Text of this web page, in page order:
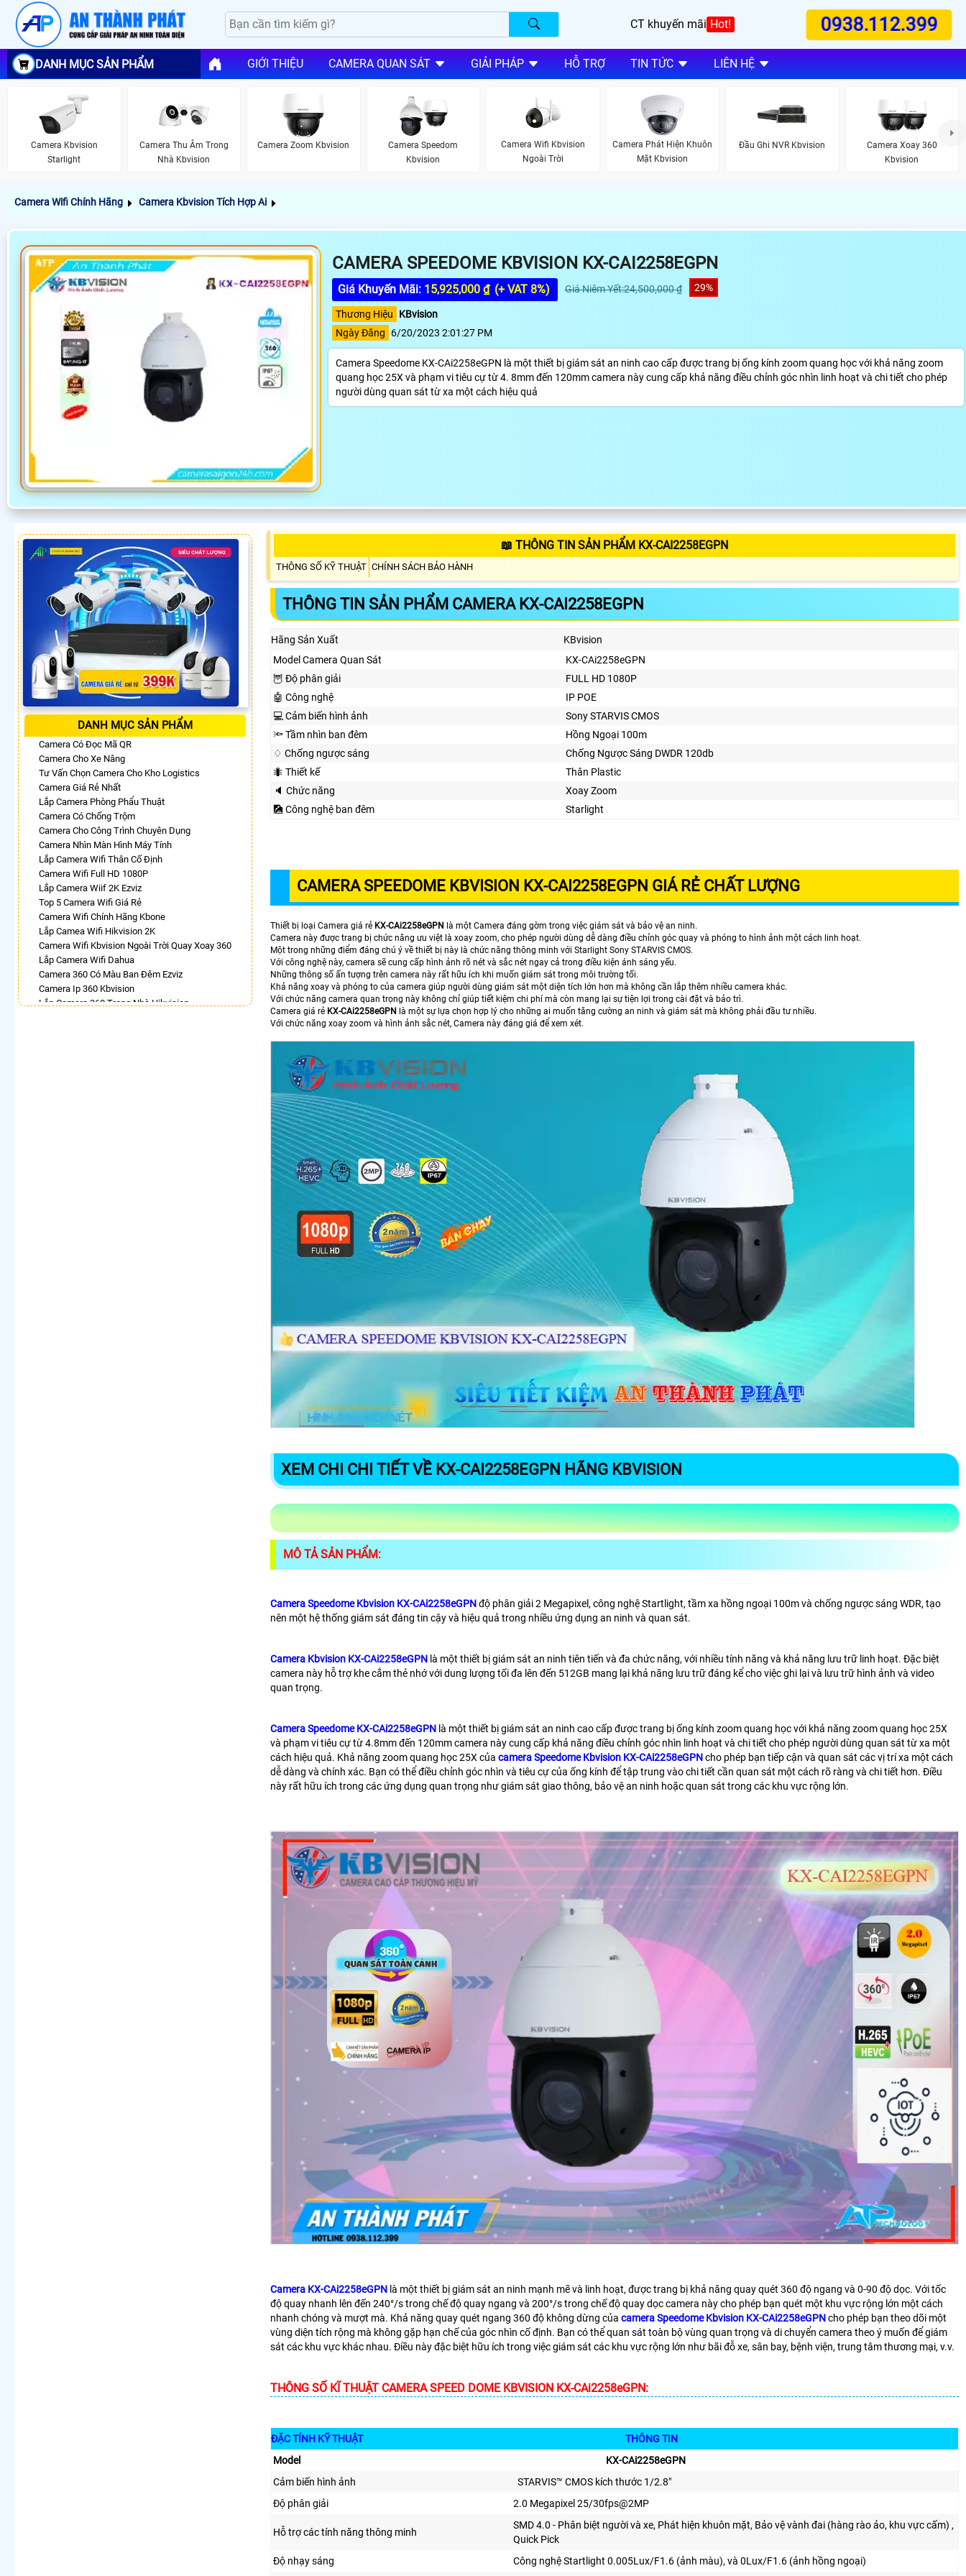
CT khuyến mãi Hot! 0938.112.399
DANH MỤC SẢN PHẨM GIỚI THIỆU CAMERA QUAN SÁT GIẢI PHÁP HỖ TRỢ TIN TỨC LIÊN HỆ
Camera Kbvision
Starlight
Camera Thu Âm Trong
Nhà Kbvision
Camera Zoom Kbvision
Camera Speedom
Kbvision
Camera Wifi Kbvision
Ngoài Trời
Camera Phát Hiện Khuôn
Mặt Kbvision
Đầu Ghi NVR Kbvision
Camera Xoay 360
Kbvision
Camera Wifi Chính Hãng Camera Kbvision Tích Hợp Ai
CAMERA SPEEDOME KBVISION KX-CAI2258EGPN
Giá Khuyến Mãi: 15,925,000 ₫ (+ VAT 8%) Giá Niêm Yết:24,500,000 ₫ 29%
Thương Hiệu
KBvision
Ngày Đăng
6/20/2023 2:01:27 PM
Camera Speedome KX-CAi2258eGPN là một thiết bị giám sát an ninh cao cấp được trang bị ống kính zoom quang học với khả năng zoom
quang học 25X và phạm vi tiêu cự từ 4. 8mm đến 120mm camera này cung cấp khả năng điều chỉnh góc nhìn linh hoạt và chi tiết cho phép
người dùng quan sát từ xa một cách hiệu quả
DANH MỤC SẢN PHẨM
Camera Có Đọc Mã QR
Camera Cho Xe Nâng
Tư Vấn Chọn Camera Cho Kho Logistics
Camera Giá Rẻ Nhất
Lắp Camera Phòng Phẩu Thuật
Camera Có Chống Trộm
Camera Cho Công Trình Chuyên Dụng
Camera Nhìn Màn Hình Máy Tính
Lắp Camera Wifi Thân Cố Định
Camera Wifi Full HD 1080P
Lắp Camera Wiif 2K Ezviz
Top 5 Camera Wifi Giá Rẻ
Camera Wifi Chính Hãng Kbone
Lắp Camea Wifi Hikvision 2K
Camera Wifi Kbvision Ngoài Trời Quay Xoay 360
Lắp Camera Wifi Dahua
Camera 360 Có Màu Ban Đêm Ezviz
Camera Ip 360 Kbvision
Lắp Camera 360 Trong Nhà Hikvision
📖 THÔNG TIN SẢN PHẨM KX-CAI2258EGPN
THÔNG SỐ KỸ THUẬT CHÍNH SÁCH BẢO HÀNH
THÔNG TIN SẢN PHẨM CAMERA KX-CAI2258EGPN
Hãng Sản Xuất
KBvision
Model Camera Quan Sát
KX-CAi2258eGPN
🦉 Độ phân giải
FULL HD 1080P
🤖️ Công nghệ
IP POE
💻 Cảm biến hình ảnh
Sony STARVIS CMOS
🔦 Tầm nhìn ban đêm
Hồng Ngoại 100m
♢ Chống ngược sáng
Chống Ngược Sáng DWDR 120db
🐜 Thiết kế
Thân Plastic
🔈 Chức năng
Xoay Zoom
🎑 Công nghệ ban đêm
Starlight
CAMERA SPEEDOME KBVISION KX-CAI2258EGPN GIÁ RẺ CHẤT LƯỢNG
Thiết bị loại Camera giá rẻ KX-CAi2258eGPN là một Camera đáng gờm trong việc giám sát và bảo vệ an ninh.
Camera này được trang bị chức năng ưu việt là xoay zoom, cho phép người dùng dễ dàng điều chỉnh góc quay và phóng to hình ảnh một cách linh hoạt.
Một trong những điểm đáng chú ý về thiết bị này là chức năng thông minh với Starlight Sony STARVIS CMOS.
Với công nghệ này, camera sẽ cung cấp hình ảnh rõ nét và sắc nét ngay cả trong điều kiện ánh sáng yếu.
Những thông số ấn tượng trên camera này rất hữu ích khi muốn giám sát trong môi trường tối.
Khả năng xoay và phóng to của camera giúp người dùng giám sát một diện tích lớn hơn mà không cần lắp thêm nhiều camera khác.
Với chức năng camera quan trọng này không chỉ giúp tiết kiệm chi phí mà còn mang lại sự tiện lợi trong cài đặt và bảo trì.
Camera giá rẻ KX-CAi2258eGPN là một sự lựa chọn hợp lý cho những ai muốn tăng cường an ninh và giám sát mà không phải đầu tư nhiều.
Với chức năng xoay zoom và hình ảnh sắc nét, Camera này đáng giá để xem xét.
XEM CHI CHI TIẾT VỀ KX-CAI2258EGPN HÃNG KBVISION
MÔ TẢ SẢN PHẨM:
Camera Speedome Kbvision KX-CAi2258eGPNđộ phân giải 2 Megapixel, công nghệ Startlight, tầm xa hồng ngoại 100m và chống ngược sáng WDR, tạo
nên một hệ thống giám sát đáng tin cậy và hiệu quả trong nhiều ứng dụng an ninh và quan sát.
Camera Kbvision KX-CAi2258eGPN là một thiết bị giám sát an ninh tiên tiến và đa chức năng, với nhiều tính năng và khả năng lưu trữ linh hoạt. Đặc biệt
camera này hỗ trợ khe cắm thẻ nhớ với dung lượng tối đa lên đến 512GB mang lại khả năng lưu trữ đáng kể cho việc ghi lại và lưu trữ hình ảnh và video
quan trọng.
Camera Speedome KX-CAi2258eGPN là một thiết bị giám sát an ninh cao cấp được trang bị ống kính zoom quang học với khả năng zoom quang học 25X
và phạm vi tiêu cự từ 4.8mm đến 120mm camera này cung cấp khả năng điều chỉnh góc nhìn linh hoạt và chi tiết cho phép người dùng quan sát từ xa một
cách hiệu quả. Khả năng zoom quang học 25X của camera Speedome Kbvision KX-CAi2258eGPNcho phép bạn tiếp cận và quan sát các vị trí xa một cách
dễ dàng và chính xác. Bạn có thể điều chỉnh góc nhìn và tiêu cự của ống kính để tập trung vào chi tiết cần quan sát một cách rõ ràng và chi tiết hơn. Điều
này rất hữu ích trong các ứng dụng quan trọng như giám sát giao thông, bảo vệ an ninh hoặc quan sát trong các khu vực rộng lớn.
Camera KX-CAi2258eGPN là một thiết bị giám sát an ninh mạnh mẽ và linh hoạt, được trang bị khả năng quay quét 360 độ ngang và 0-90 độ dọc. Với tốc
độ quay nhanh lên đến 240°/s trong chế độ quay ngang và 200°/s trong chế độ quay dọc camera này cho phép bạn quét một khu vực rộng lớn một cách
nhanh chóng và mượt mà. Khả năng quay quét ngang 360 độ không dừng của camera Speedome Kbvision KX-CAi2258eGPNcho phép bạn theo dõi một
vùng diện tích rộng mà không gặp hạn chế của góc nhìn cố định. Bạn có thể quan sát toàn bộ vùng quan trọng và di chuyển camera theo ý muốn để giám
sát các khu vực khác nhau. Điều này đặc biệt hữu ích trong việc giám sát các khu vực rộng lớn như bãi đỗ xe, sân bay, bệnh viện, trung tâm thương mại, v.v.
THÔNG SỐ KĨ THUẬT CAMERA SPEED DOME KBVISION KX-CAi2258eGPN:
ĐẶC TÍNH KỸ THUẬT
THÔNG TIN
Model
KX-CAi2258eGPN
Cảm biến hình ảnh
STARVIS™ CMOS kích thước 1/2.8"
Độ phân giải
2.0 Megapixel 25/30fps@2MP
Hỗ trợ các tính năng thông minh
SMD 4.0 - Phân biệt người và xe, Phát hiện khuôn mặt, Bảo vệ vành đai (hàng rào ảo, khu vực cấm) ,
Quick Pick
Độ nhạy sáng
Công nghệ Startlight 0.005Lux/F1.6 (ảnh màu), và 0Lux/F1.6 (ảnh hồng ngoại)